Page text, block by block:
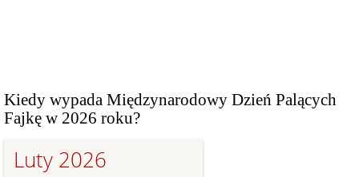
Kiedy wypada Międzynarodowy Dzień Palących
Fajkę w 2026 roku?
Luty 2026